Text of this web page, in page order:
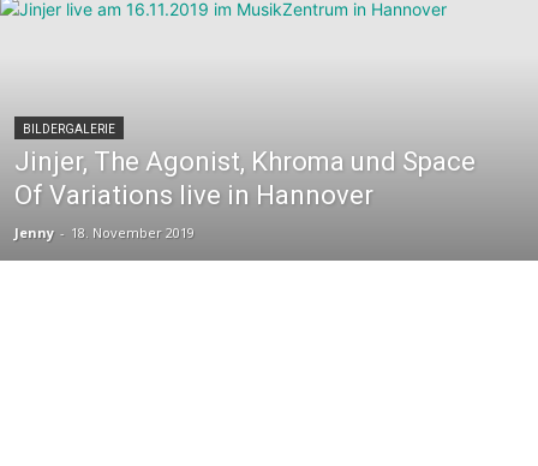
BILDERGALERIE
Jinjer, The Agonist, Khroma und Space
Of Variations live in Hannover
Jenny - 18. November 2019